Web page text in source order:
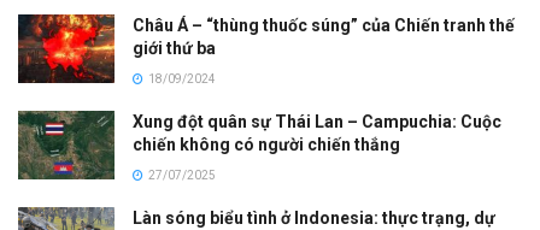
Châu Á – “thùng thuốc súng” của Chiến tranh thế
giới thứ ba
18/09/2024
Xung đột quân sự Thái Lan – Campuchia: Cuộc
chiến không có người chiến thắng
27/07/2025
Làn sóng biểu tình ở Indonesia: thực trạng, dự